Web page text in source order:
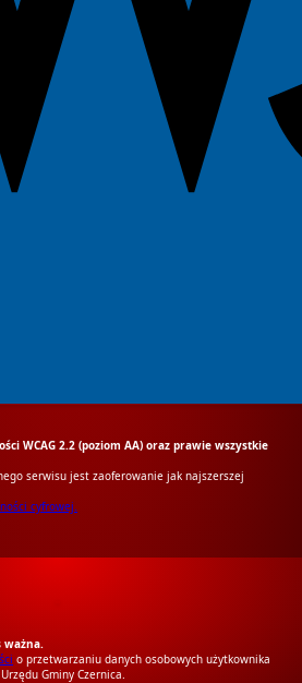
WCAG 2.2 (poziom AA) oraz prawie wszystkie
serwisu jest zaoferowanie jak najszerszej
cyfrowej.
ważna.
o przetwarzaniu danych osobowych użytkownika
Gminy Czernica.